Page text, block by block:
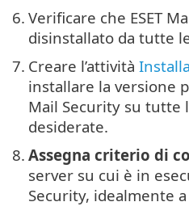
6. Verificare che ESET
disinstallato da tutte
7. Creare l’attività
installare la versione
Mail Security su tutte
desiderate.
8. Assegna criterio di
server su cui è in
Security, idealmente